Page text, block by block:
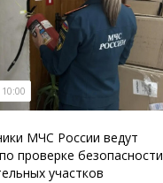
МЧС России ведут
проверке безопасности
участков